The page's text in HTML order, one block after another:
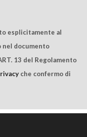
esplicitamente al
documento
13 del Regolamento
che confermo di